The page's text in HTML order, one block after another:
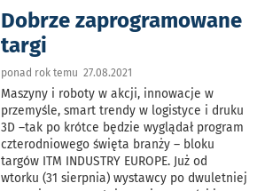
Dobrze zaprogramowane
targi
ponad rok temu 27.08.2021
Maszyny i roboty w akcji, innowacje w
przemyśle, smart trendy w logistyce i druku
3D –tak po krótce będzie wyglądał program
czterodniowego święta branży – bloku
targów ITM INDUSTRY EUROPE. Już od
wtorku (31 sierpnia) wystawcy po dwuletniej